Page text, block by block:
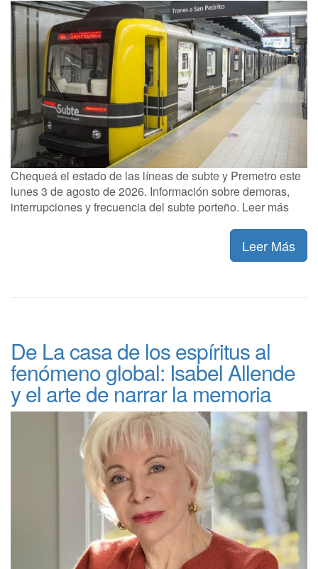
Chequeá el estado de las líneas de subte y Premetro este
lunes 3 de agosto de 2026. Información sobre demoras,
interrupciones y frecuencia del subte porteño. Leer más
Leer Más
De La casa de los espíritus al
fenómeno global: Isabel Allende
y el arte de narrar la memoria